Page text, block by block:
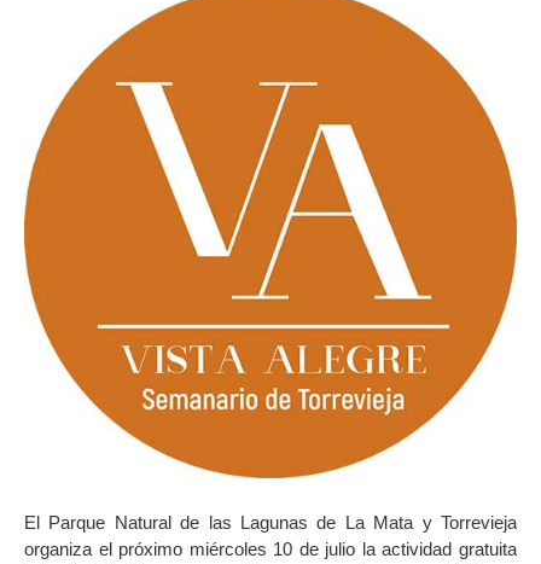
El Parque Natural de las Lagunas de La Mata y Torrevieja
organiza el próximo miércoles 10 de julio la actividad gratuita